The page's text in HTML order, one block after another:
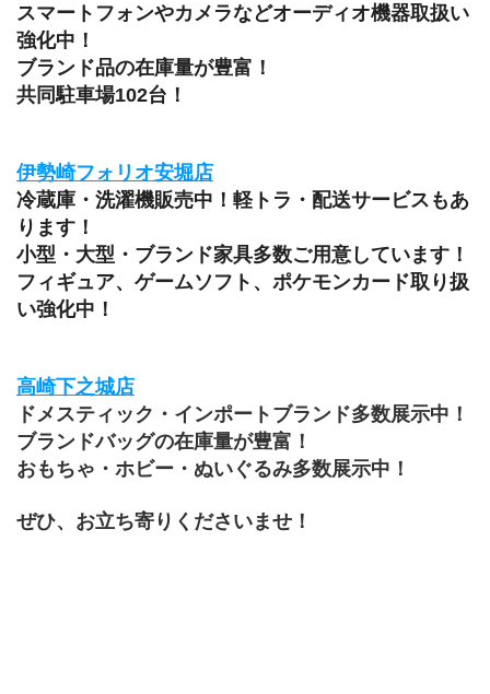
スマートフォンやカメラなどオーディオ機器取扱い
強化中！
ブランド品の在庫量が豊富！
共同駐車場102台！
伊勢崎フォリオ安堀店
冷蔵庫・洗濯機販売中！軽トラ・配送サービスもあ
ります！
小型・大型・ブランド家具多数ご用意しています！
フィギュア、ゲームソフト、ポケモンカード取り扱
い強化中！
高崎下之城店
ドメスティック・インポートブランド多数展示中！
ブランドバッグの在庫量が豊富！
おもちゃ・ホビー・ぬいぐるみ多数展示中！
ぜひ、お立ち寄りくださいませ！